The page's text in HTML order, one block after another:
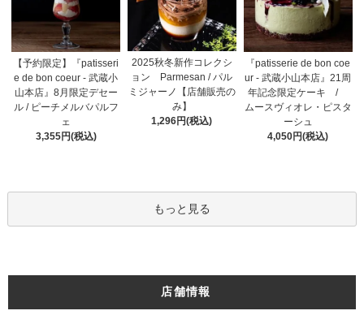
【予約限定】『patisseri
e de bon coeur - 武蔵小
山本店』8月限定デセー
ル / ピーチメルバパルフ
ェ
3,355円(税込)
2025秋冬新作コレクシ
ョン Parmesan / パル
ミジャーノ【店舗販売の
み】
1,296円(税込)
『patisserie de bon coe
ur - 武蔵小山本店』21周
年記念限定ケーキ /
ムースヴィオレ・ピスタ
ーシュ
4,050円(税込)
もっと見る
店舗情報